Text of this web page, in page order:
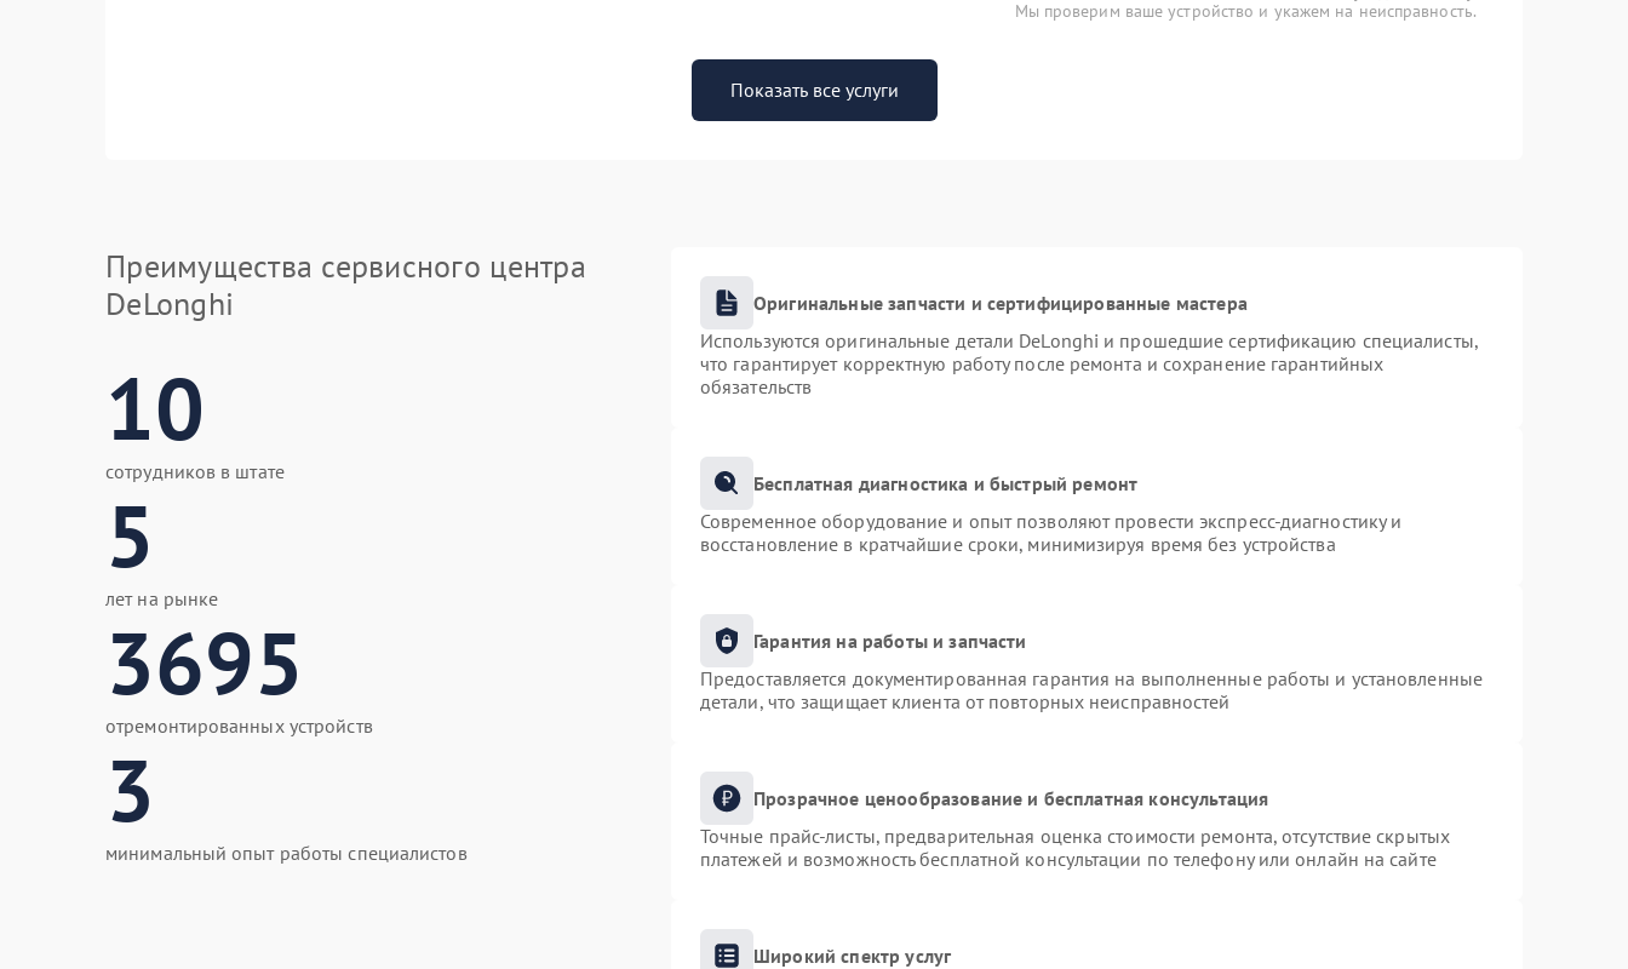
Мы проверим ваше устройство и укажем на неисправность.
Показать все услуги
Преимущества сервисного центра
DeLonghi
10
сотрудников в штате
5
лет на рынке
3695
отремонтированных устройств
3
минимальный опыт работы специалистов
Оригинальные запчасти и сертифицированные мастера
Используются оригинальные детали DeLonghi и прошедшие сертификацию специалисты,
что гарантирует корректную работу после ремонта и сохранение гарантийных
обязательств
Бесплатная диагностика и быстрый ремонт
Современное оборудование и опыт позволяют провести экспресс-диагностику и
восстановление в кратчайшие сроки, минимизируя время без устройства
Гарантия на работы и запчасти
Предоставляется документированная гарантия на выполненные работы и установленные
детали, что защищает клиента от повторных неисправностей
Прозрачное ценообразование и бесплатная консультация
Точные прайс-листы, предварительная оценка стоимости ремонта, отсутствие скрытых
платежей и возможность бесплатной консультации по телефону или онлайн на сайте
Широкий спектр услуг